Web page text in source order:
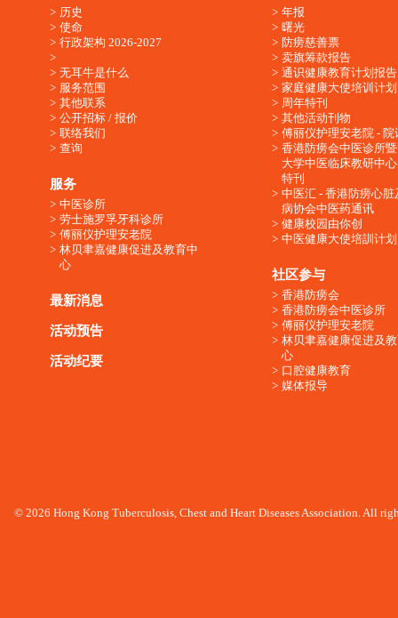
历史
使命
行政架构 2026-2027
无耳牛是什么
服务范围
其他联系
公开招标 / 报价
联络我们
查询
服务
中医诊所
劳士施罗孚牙科诊所
傅丽仪护理安老院
林贝聿嘉健康促进及教育中
心
最新消息
活动预告
活动纪要
年报
曙光
防痨慈善票
卖旗筹款报告
通识健康教育计划报告
家庭健康大使培训计划
周年特刊
其他活动刊物
傅丽仪护理安老院 - 院
香港防痨会中医诊所
大学中医临床教研中
特刊
中医汇 - 香港防痨心脏
病协会中医药通讯
健康校园由你创
中医健康大使培訓计划
社区参与
香港防痨会
香港防痨会中医诊所
傅丽仪护理安老院
林贝聿嘉健康促进及
心
口腔健康教育
媒体报导
© 2026 Hong Kong Tuberculosis, Chest and Heart Diseases Association. All